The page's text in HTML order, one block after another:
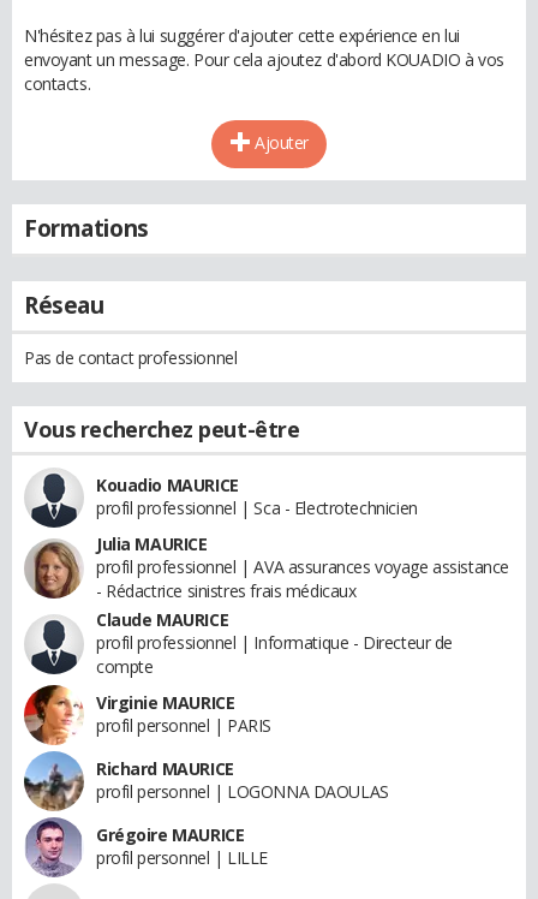
N'hésitez pas à lui suggérer d'ajouter cette expérience en lui
envoyant un message. Pour cela ajoutez d'abord KOUADIO à vos
contacts.
Ajouter
Formations
Réseau
Pas de contact professionnel
Vous recherchez peut-être
Kouadio MAURICE
profil professionnel | Sca - Electrotechnicien
Julia MAURICE
profil professionnel | AVA assurances voyage assistance
- Rédactrice sinistres frais médicaux
Claude MAURICE
profil professionnel | Informatique - Directeur de
compte
Virginie MAURICE
profil personnel | PARIS
Richard MAURICE
profil personnel | LOGONNA DAOULAS
Grégoire MAURICE
profil personnel | LILLE